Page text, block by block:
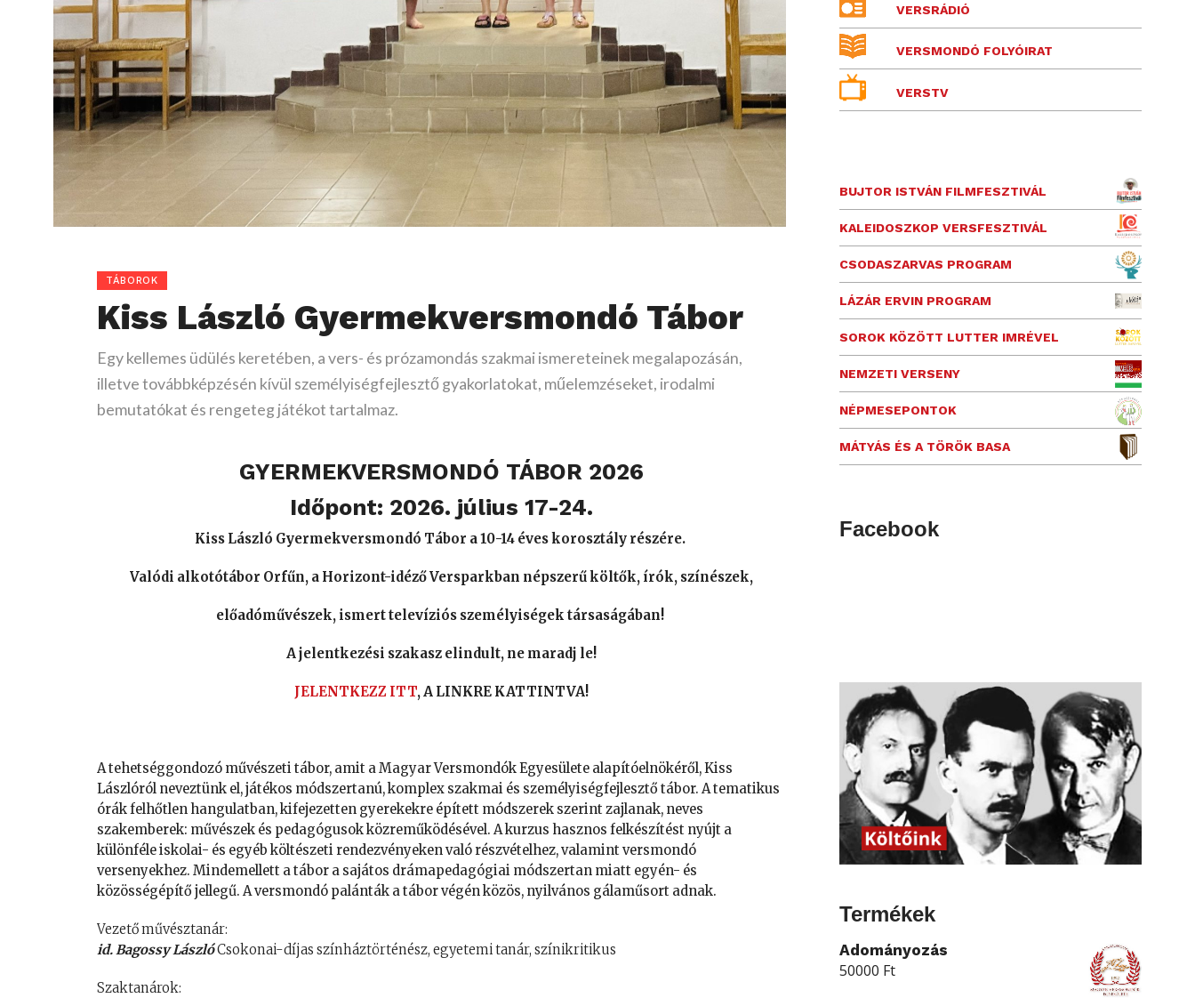
TÁBOROK
Kiss László Gyermekversmondó Tábor
Egy kellemes üdülés keretében, a vers- és prózamondás szakmai ismereteinek megalapozásán,
illetve továbbképzésén kívül személyiségfejlesztő gyakorlatokat, műelemzéseket, irodalmi
bemutatókat és rengeteg játékot tartalmaz.
GYERMEKVERSMONDÓ TÁBOR 2026
Időpont: 2026. július 17-24.
Kiss László Gyermekversmondó Tábor a 10-14 éves korosztály részére.
Valódi alkotótábor Orfűn, a Horizont-idéző Versparkban népszerű költők, írók, színészek,
előadóművészek, ismert televíziós személyiségek társaságában!
A jelentkezési szakasz elindult, ne maradj le!
JELENTKEZZ ITT, A LINKRE KATTINTVA!
A tehetséggondozó művészeti tábor, amit a Magyar Versmondók Egyesülete alapítóelnökéről, Kiss
Lászlóról neveztünk el, játékos módszertanú, komplex szakmai és személyiségfejlesztő tábor. A tematikus
órák felhőtlen hangulatban, kifejezetten gyerekekre épített módszerek szerint zajlanak, neves
szakemberek: művészek és pedagógusok közreműködésével. A kurzus hasznos felkészítést nyújt a
különféle iskolai- és egyéb költészeti rendezvényeken való részvételhez, valamint versmondó
versenyekhez. Mindemellett a tábor a sajátos drámapedagógiai módszertan miatt egyén- és
közösségépítő jellegű. A versmondó palánták a tábor végén közös, nyilvános gálaműsort adnak.
Vezető művésztanár:
id. Bagossy LászlóCsokonai-díjas színháztörténész, egyetemi tanár, színikritikus
Szaktanárok:
VERSRÁDIÓ
VERSMONDÓ FOLYÓIRAT
VERSTV
BUJTOR ISTVÁN FILMFESZTIVÁL
KALEIDOSZKOP VERSFESZTIVÁL
CSODASZARVAS PROGRAM
LÁZÁR ERVIN PROGRAM
SOROK KÖZÖTT LUTTER IMRÉVEL
NEMZETI VERSENY
NÉPMESEPONTOK
MÁTYÁS ÉS A TÖRÖK BASA
Facebook
Termékek
Adományozás
50000 Ft